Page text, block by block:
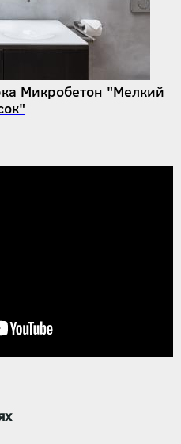
Микробетон "Мелкий